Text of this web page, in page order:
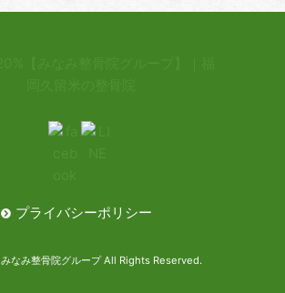
プライバシーポリシー
なみ整骨院グループ All Rights Reserved.